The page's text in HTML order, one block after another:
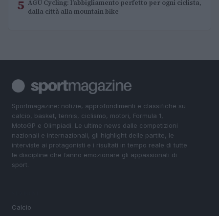
5 AGU Cycling: l’abbigliamento perfetto per ogni ciclista,
dalla città alla mountain bike
Sportmagazine: notizie, approfondimenti e classifiche su
calcio, basket, tennis, ciclismo, motori, Formula 1,
MotoGP e Olimpiadi. Le ultime news dalle competizioni
nazionali e internazionali, gli highlight delle partite, le
interviste ai protagonisti e i risultati in tempo reale di tutte
le discipline che fanno emozionare gli appassionati di
sport.
Calcio